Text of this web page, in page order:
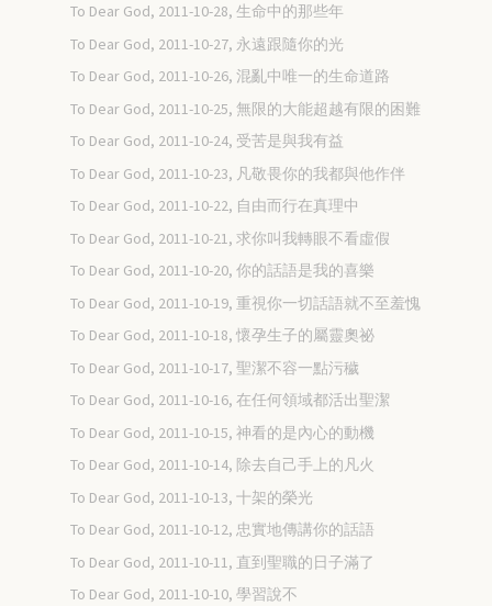
To Dear God, 2011-10-28, 生命中的那些年
To Dear God, 2011-10-27, 永遠跟隨你的光
To Dear God, 2011-10-26, 混亂中唯一的生命道路
To Dear God, 2011-10-25, 無限的大能超越有限的困難
To Dear God, 2011-10-24, 受苦是與我有益
To Dear God, 2011-10-23, 凡敬畏你的我都與他作伴
To Dear God, 2011-10-22, 自由而行在真理中
To Dear God, 2011-10-21, 求你叫我轉眼不看虛假
To Dear God, 2011-10-20, 你的話語是我的喜樂
To Dear God, 2011-10-19, 重視你一切話語就不至羞愧
To Dear God, 2011-10-18, 懷孕生子的屬靈奧祕
To Dear God, 2011-10-17, 聖潔不容一點污穢
To Dear God, 2011-10-16, 在任何領域都活出聖潔
To Dear God, 2011-10-15, 神看的是內心的動機
To Dear God, 2011-10-14, 除去自己手上的凡火
To Dear God, 2011-10-13, 十架的榮光
To Dear God, 2011-10-12, 忠實地傳講你的話語
To Dear God, 2011-10-11, 直到聖職的日子滿了
To Dear God, 2011-10-10, 學習說不